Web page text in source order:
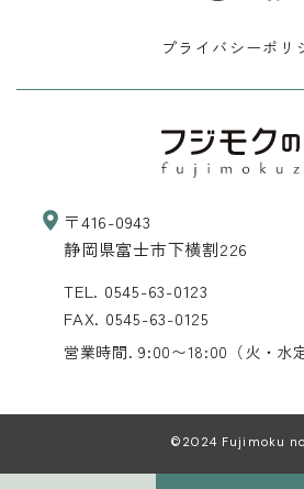
〒416-0943
静岡県富士市下横割226
TEL. 0545-63-0123
FAX. 0545-63-0125
営業時間. 9:00〜18:00 （火・水
プライバシーポリ
©2024 Fujimoku